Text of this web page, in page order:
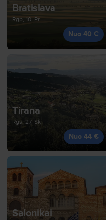
Bratislava
Rgp, 10, Pr
Nuo 40 €
Tirana
Rgs, 27, Sk
Nuo 44 €
Salonikai